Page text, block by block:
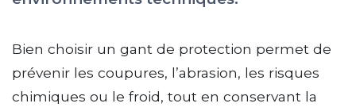
Bien choisir un gant de protection permet de
prévenir les coupures, l’abrasion, les risques
chimiques ou le froid, tout en conservant la